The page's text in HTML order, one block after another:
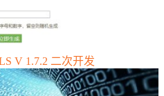
V 1.7.2 二次开发